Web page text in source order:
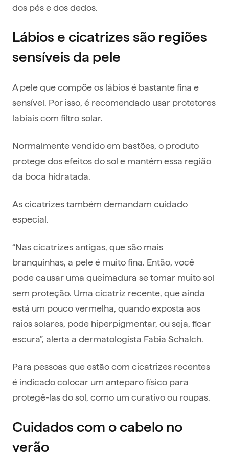
dos pés e dos dedos.
Lábios e cicatrizes são regiões
sensíveis da pele
A pele que compõe os lábios é bastante fina e
sensível. Por isso, é recomendado usar protetores
labiais com filtro solar.
Normalmente vendido em bastões, o produto
protege dos efeitos do sol e mantém essa região
da boca hidratada.
As cicatrizes também demandam cuidado
especial.
“Nas cicatrizes antigas, que são mais
branquinhas, a pele é muito fina. Então, você
pode causar uma queimadura se tomar muito sol
sem proteção. Uma cicatriz recente, que ainda
está um pouco vermelha, quando exposta aos
raios solares, pode hiperpigmentar, ou seja, ficar
escura”, alerta a dermatologista Fabia Schalch.
Para pessoas que estão com cicatrizes recentes
é indicado colocar um anteparo físico para
protegê-las do sol, como um curativo ou roupas.
Cuidados com o cabelo no
verão